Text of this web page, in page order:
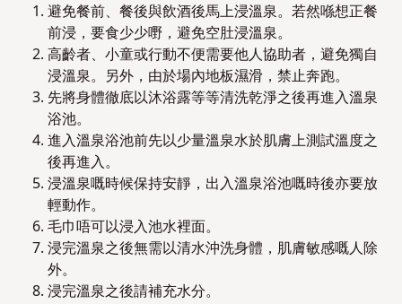
避免餐前、餐後與飲酒後馬上浸溫泉。若然喺想正餐
前浸，要食少少嘢，避免空肚浸溫泉。
高齡者、小童或行動不便需要他人協助者，避免獨自
浸溫泉。另外，由於場內地板濕滑，禁止奔跑。
先將身體徹底以沐浴露等等清洗乾淨之後再進入溫泉
浴池。
進入溫泉浴池前先以少量溫泉水於肌膚上測試溫度之
後再進入。
浸溫泉嘅時候保持安靜，出入溫泉浴池嘅時後亦要放
輕動作。
毛巾唔可以浸入池水裡面。
浸完溫泉之後無需以清水沖洗身體，肌膚敏感嘅人除
外。
浸完溫泉之後請補充水分。